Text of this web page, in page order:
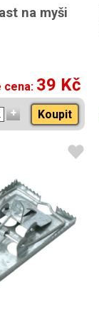
na myši
cena: 39 Kč
Koupit